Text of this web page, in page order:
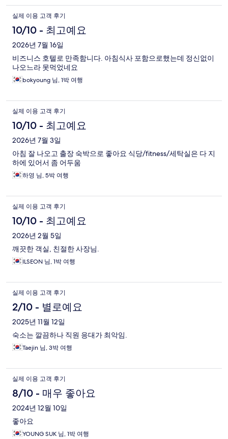
실제 이용 고객 후기
10/10 - 최고예요
2026년 7월 16일
비즈니스 호텔로 만족함니다. 아침식사 포함으로했는데 정신없이
나오느라 못먹었네요
bokyoung 님, 1박 여행
실제 이용 고객 후기
10/10 - 최고예요
2026년 7월 3일
아침 잘 나오고 출장 숙박으로 좋아요 식당/fitness/세탁실은 다 지
하에 있어서 좀 어두움
하영 님, 5박 여행
실제 이용 고객 후기
10/10 - 최고예요
2026년 2월 5일
깨끗한 객실, 친절한 사장님.
ILSEON 님, 1박 여행
실제 이용 고객 후기
2/10 - 별로예요
2025년 11월 12일
숙소는 깔끔하나 직원 응대가 최악임.
Taejin 님, 3박 여행
실제 이용 고객 후기
8/10 - 매우 좋아요
2024년 12월 10일
좋아요
YOUNG SUK 님, 1박 여행